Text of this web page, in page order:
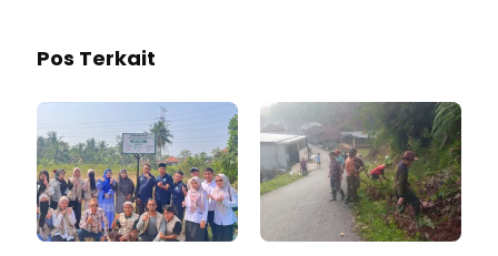
Pos Terkait